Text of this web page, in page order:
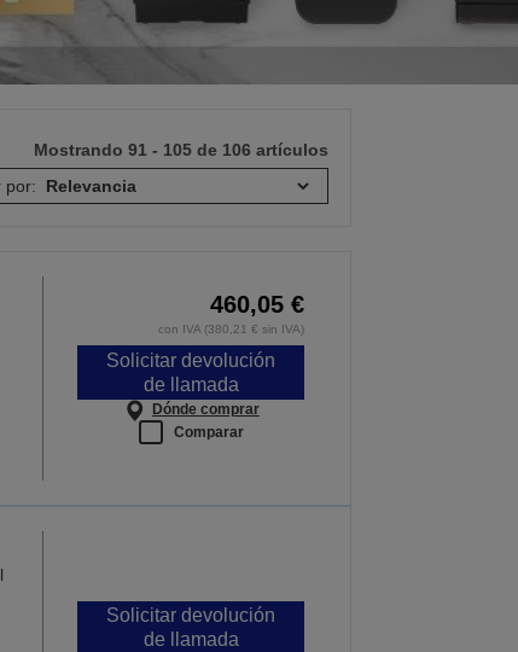
Mostrando 91 - 105 de 106 artículos
por:
460,05 €
con IVA (380,21 € sin IVA)
Solicitar devolución
de llamada
Dónde comprar
Comparar
Solicitar devolución
de llamada